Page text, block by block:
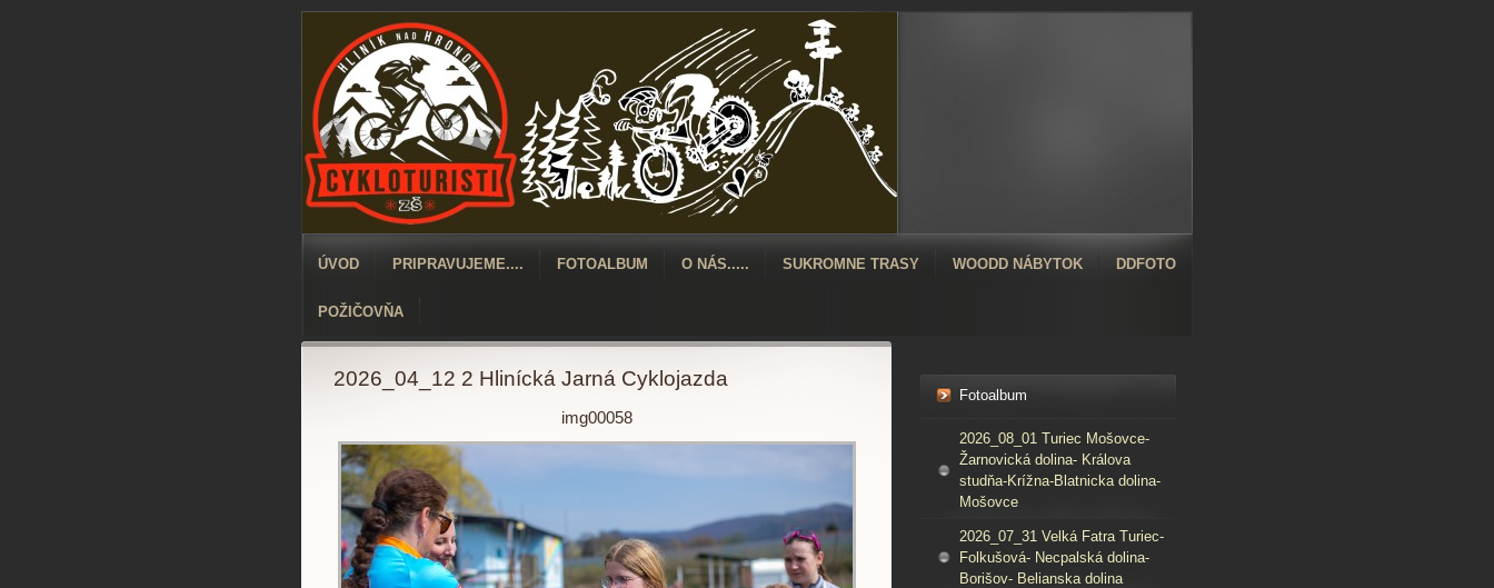
ÚVOD PRIPRAVUJEME.... FOTOALBUM O NÁS..... SUKROMNE TRASY WOODD NÁBYTOK DDFOTO
POŽIČOVŇA
2026_04_12 2 Hlinícká Jarná Cyklojazda
img00058
Fotoalbum
2026_08_01 Turiec Mošovce-
Žarnovická dolina- Králova
studňa-Krížna-Blatnicka dolina-
Mošovce
2026_07_31 Velká Fatra Turiec-
Folkušová- Necpalská dolina-
Borišov- Belianska dolina